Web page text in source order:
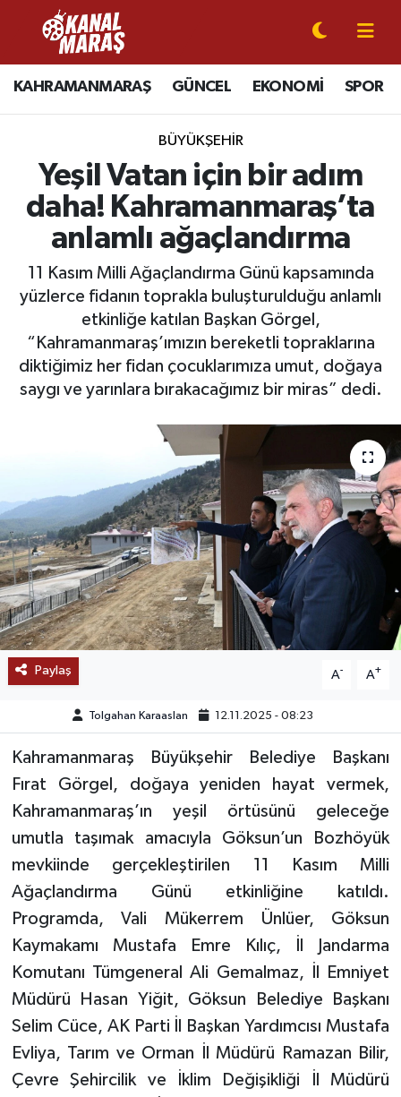
KAHRAMANMARAŞ GÜNCEL EKONOMİ SPOR
BÜYÜKŞEHİR
Yeşil Vatan için bir adım
daha! Kahramanmaraş’ta
anlamlı ağaçlandırma
11 Kasım Milli Ağaçlandırma Günü kapsamında
yüzlerce fidanın toprakla buluşturulduğu anlamlı
etkinliğe katılan Başkan Görgel,
“Kahramanmaraş’ımızın bereketli topraklarına
diktiğimiz her fidan çocuklarımıza umut, doğaya
saygı ve yarınlara bırakacağımız bir miras” dedi.
Paylaş A- A+
Tolgahan Karaaslan 12.11.2025 - 08:23
Kahramanmaraş Büyükşehir Belediye Başkanı
Fırat Görgel, doğaya yeniden hayat vermek,
Kahramanmaraş’ın yeşil örtüsünü geleceğe
umutla taşımak amacıyla Göksun’un Bozhöyük
mevkiinde gerçekleştirilen 11 Kasım Milli
Ağaçlandırma Günü etkinliğine katıldı.
Programda, Vali Mükerrem Ünlüer, Göksun
Kaymakamı Mustafa Emre Kılıç, İl Jandarma
Komutanı Tümgeneral Ali Gemalmaz, İl Emniyet
Müdürü Hasan Yiğit, Göksun Belediye Başkanı
Selim Cüce, AK Parti İl Başkan Yardımcısı Mustafa
Evliya, Tarım ve Orman İl Müdürü Ramazan Bilir,
Çevre Şehircilik ve İklim Değişikliği İl Müdürü
CANLI YAYIN
KAHRAMANMARAŞ
GÜNCEL
SPOR
SİYASET
EKONOMİ
GÜNDEM
MAGAZİN
BÖLGE
KEŞFET
POPÜLER
DÜNYA
TREND
MEDYA
OTOMOTİV
TEKNOLOJİ
YAŞAM
KÜLTÜR SANAT
Kahramanmaraş Nöbetçi Eczaneler
Kahramanmaraş Hava Durumu
Kahramanmaraş Namaz Vakitleri
Kahramanmaraş Trafik Yoğunluk Haritası
Süper Lig Puan Durumu ve Fikstür
Tüm Manşetler
Son Dakika Haberleri
Haber Arşivi